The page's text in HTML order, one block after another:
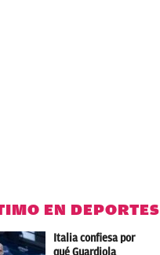
EN DEPORTES
Italia confiesa por
qué Guardiola